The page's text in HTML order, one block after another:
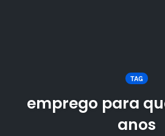
TAG
emprego para
anos